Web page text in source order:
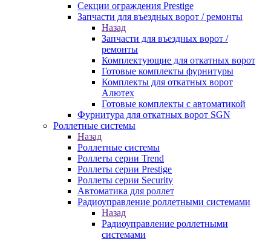
Секции ограждения Prestige
Запчасти для въездных ворот / ремонты
Назад
Запчасти для въездных ворот /
ремонты
Комплектующие для откатных ворот
Готовые комплекты фурнитуры
Комплекты для откатных ворот
Алютех
Готовые комплекты с автоматикой
Фурнитура для откатных ворот SGN
Роллетные системы
Назад
Роллетные системы
Роллеты серии Trend
Роллеты серии Prestige
Роллеты серии Security
Автоматика для роллет
Радиоуправление роллетными системами
Назад
Радиоуправление роллетными
системами